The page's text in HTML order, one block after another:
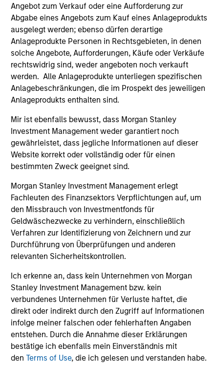
Angebot zum Verkauf oder eine Aufforderung zur
Abgabe eines Angebots zum Kauf eines Anlageprodukts
ausgelegt werden; ebenso dürfen derartige
Anlageprodukte Personen in Rechtsgebieten, in denen
solche Angebote, Aufforderungen, Käufe oder Verkäufe
rechtswidrig sind, weder angeboten noch verkauft
werden. Alle Anlageprodukte unterliegen spezifischen
Anlagebeschränkungen, die im Prospekt des jeweiligen
Anlageprodukts enthalten sind.
Mir ist ebenfalls bewusst, dass Morgan Stanley
Investment Management weder garantiert noch
gewährleistet, dass jegliche Informationen auf dieser
Website korrekt oder vollständig oder für einen
bestimmten Zweck geeignet sind.
Morgan Stanley Investment Management erlegt
Fachleuten des Finanzsektors Verpflichtungen auf, um
den Missbrauch von Investmentfonds für
Geldwäschezwecke zu verhindern, einschließlich
Verfahren zur Identifizierung von Zeichnern und zur
Durchführung von Überprüfungen und anderen
relevanten Sicherheitskontrollen.
Ich erkenne an, dass kein Unternehmen von Morgan
Stanley Investment Management bzw. kein
verbundenes Unternehmen für Verluste haftet, die
direkt oder indirekt durch den Zugriff auf Informationen
infolge meiner falschen oder fehlerhaften Angaben
entstehen. Durch die Annahme dieser Erklärungen
bestätige ich ebenfalls mein Einverständnis mit
denTerms of Use, die ich gelesen und verstanden habe.
Alex Clementi, CFA
Executive Director
Investment Professionals
Donal Kinsella
Managing Director
Will Reardon
Managing Director
Bryan M. Kelly
Alison Katz, CFA
Vice President